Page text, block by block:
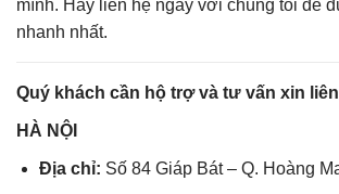
mình. Hãy liên hệ ngay với chúng tôi để
nhanh nhất.
Quý khách cần hộ trợ và tư vấn xin
HÀ NỘI
Địa chỉ: Số 84 Giáp Bát – Q. Hoàng